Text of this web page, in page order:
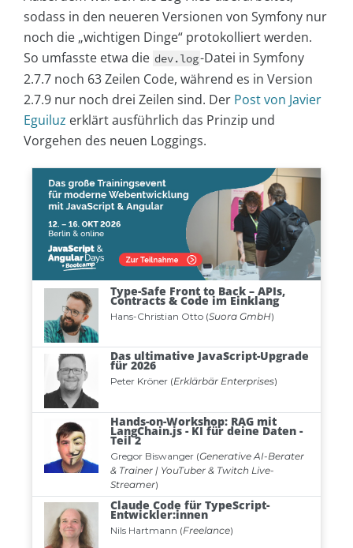
sodass in den neueren Versionen von Symfony nur
noch die „wichtigen Dinge“ protokolliert werden.
So umfasste etwa die dev.log-Datei in Symfony
2.7.7 noch 63 Zeilen Code, während es in Version
2.7.9 nur noch drei Zeilen sind. Der Post von Javier
Eguiluz erklärt ausführlich das Prinzip und
Vorgehen des neuen Loggings.